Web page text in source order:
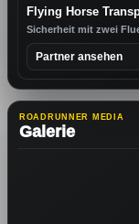
Flying Horse
Sicherheit mit zwei
Partner ansehen
ROADRUNNER MEDIA
Galerie